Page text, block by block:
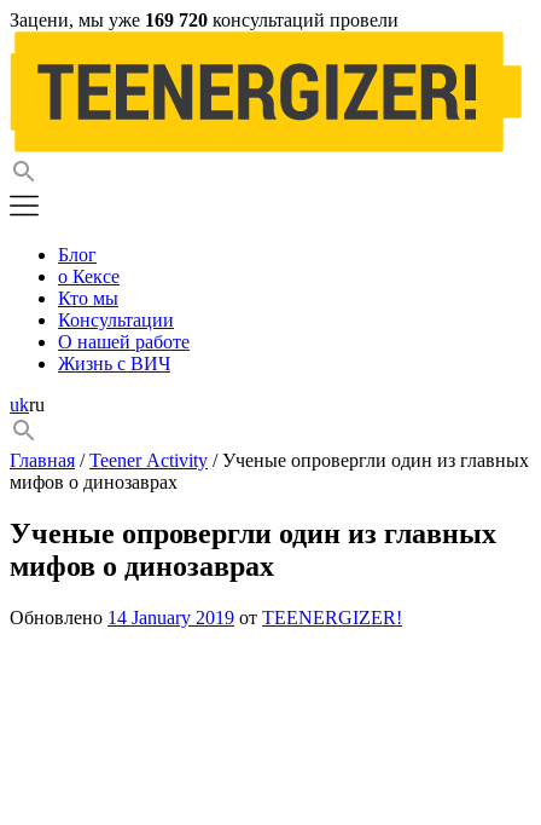
Зацени, мы уже 169 720 консультаций провели
Блог
о Кексе
Кто мы
Консультации
О нашей работе
Жизнь с ВИЧ
ukru
Главная /Teener Activity / Ученые опровергли один из главных
мифов о динозаврах
Ученые опровергли один из главных
мифов о динозаврах
Обновлено 14 January 2019 от TEENERGIZER!